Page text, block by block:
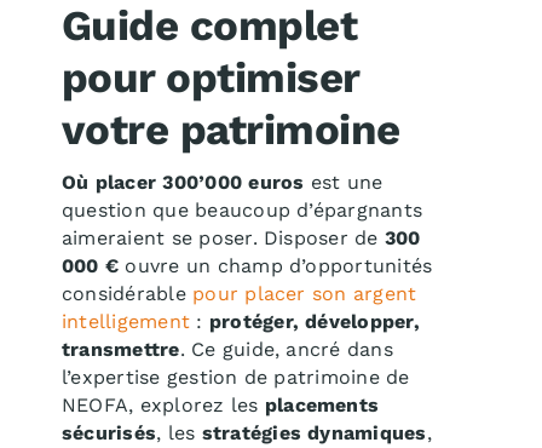
Guide complet
pour optimiser
votre patrimoine
Où placer 300’000 euros est une
question que beaucoup d’épargnants
aimeraient se poser. Disposer de 300
000 € ouvre un champ d’opportunités
considérable pour placer son argent
intelligement : protéger, développer,
transmettre. Ce guide, ancré dans
l’expertise gestion de patrimoine de
NEOFA, explorez les placements
sécurisés, les stratégies dynamiques,